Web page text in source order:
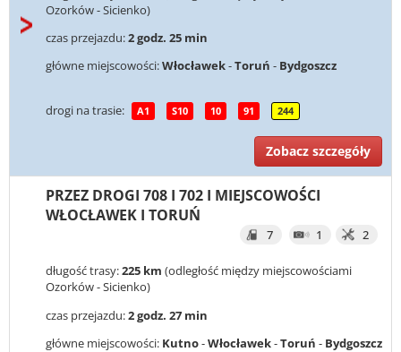
Ozorków - Sicienko)
czas przejazdu:2 godz. 25 min
główne miejscowości:Włocławek-Toruń - Bydgoszcz
drogi na trasie: A1 S10 10 91 244
Zobacz szczegóły
PRZEZ DROGI 708 I 702 I MIEJSCOWOŚCI
WŁOCŁAWEK I TORUŃ
7 1 2
długość trasy:225 km (odległość między miejscowościami
Ozorków - Sicienko)
czas przejazdu:2 godz. 27 min
główne miejscowości: Kutno-Włocławek-Toruń - Bydgoszcz